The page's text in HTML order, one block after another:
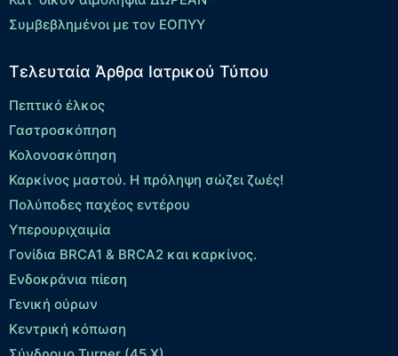
Συμβεβλημένοι με τον ΕΟΠΥΥ
Τελευταία Άρθρα Ιατρικού Τύπου
Πεπτικό έλκος
Γαστροσκόπηση
Κολονοσκόπηση
Καρκίνος μαστού. Η πρόληψη σώζει ζωές!
Πολύποδες παχέος εντέρου
Yπερουριχαιμία
Γονίδια BRCA1 & BRCA2 και καρκίνος.
Ενδοκράνια πίεση
Γενική ούρων
Κεντρική κόπωση